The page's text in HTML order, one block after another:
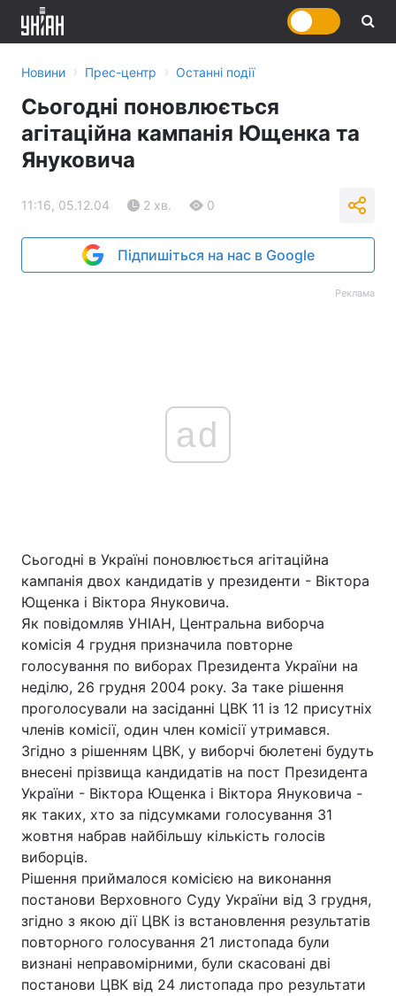
Головна
Україна Політика
Економіка Світ
Спорт Наука
Новини › Прес-центр › Останні події
Сьогодні поновлюється
агітаційна кампанія Ющенка та
Януковича
11:16, 05.12.04 2 хв. 0
Підпишіться на нас в Google
Реклама
ad
Сьогодні в Україні поновлюється агітаційна
кампанія двох кандидатів у президенти - Віктора
Ющенка і Віктора Януковича.
Як повідомляв УНІАН, Центральна виборча
комісія 4 грудня призначила повторне
голосування по виборах Президента України на
неділю, 26 грудня 2004 року. За таке рішення
проголосували на засіданні ЦВК 11 із 12 присутніх
членів комісії, один член комісії утримався.
Згідно з рішенням ЦВК, у виборчі бюлетені будуть
внесенi прізвища кандидатів на пост Президента
України - Віктора Ющенка і Віктора Януковича -
як таких, хто за підсумками голосування 31
жовтня набрав найбільшу кількість голосів
виборців.
Рішення приймалося комісією на виконання
постанови Верховного Суду України від 3 грудня,
згідно з якою дії ЦВК із встановлення результатів
повторного голосування 21 листопада були
визнані неправомірними, були скасовані дві
постанови ЦВК від 24 листопада про результати